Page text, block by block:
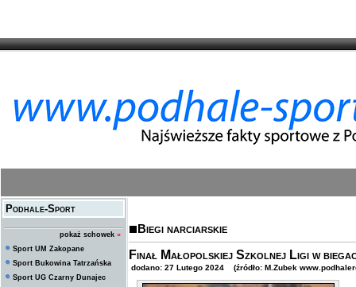
Podhale-Sport
pokaż schowek »
Sport UM Zakopane
Sport Bukowina Tatrzańska
Sport UG Czarny Dunajec
Biegi narciarskie
Finał Małopolskiej Szkolnej Ligi w
dodano: 27 Lutego 2024 (źródło: M.Zubek